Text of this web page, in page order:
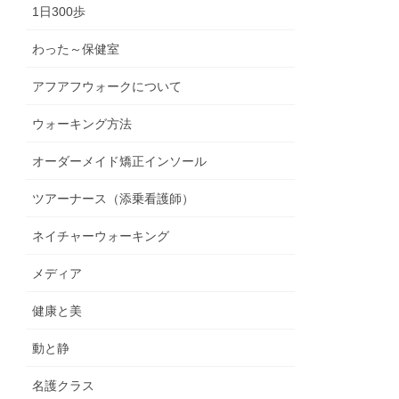
1日300歩
わった～保健室
アフアフウォークについて
ウォーキング方法
オーダーメイド矯正インソール
ツアーナース（添乗看護師）
ネイチャーウォーキング
メディア
健康と美
動と静
名護クラス